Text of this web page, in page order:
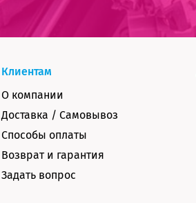
Клиентам
О компании
Доставка / Самовывоз
Способы оплаты
Возврат и гарантия
Задать вопрос